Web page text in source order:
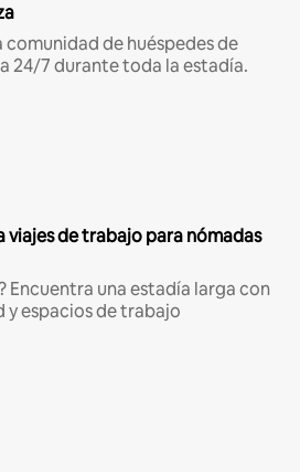
comunidad de huéspedes de
24/7 durante toda la estadía.
viajes de trabajo para nómadas
Encuentra una estadía larga con
espacios de trabajo